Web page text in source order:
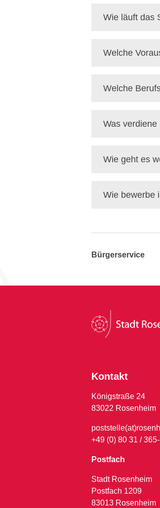
Wie läuft das
Welche
Welche
Was verdiene
Wie geht es
Wie bewerbe
Bürgerservice
Kontakt
Königstraße 24
83022 Rosenheim
+49 (0) 80 31 /
Postfach
Stadt Rosenheim
Postfach 1209
83013 Rosenheim